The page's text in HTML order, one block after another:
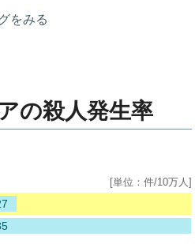
をみる
の殺人発生率
[単位：件/10万人]